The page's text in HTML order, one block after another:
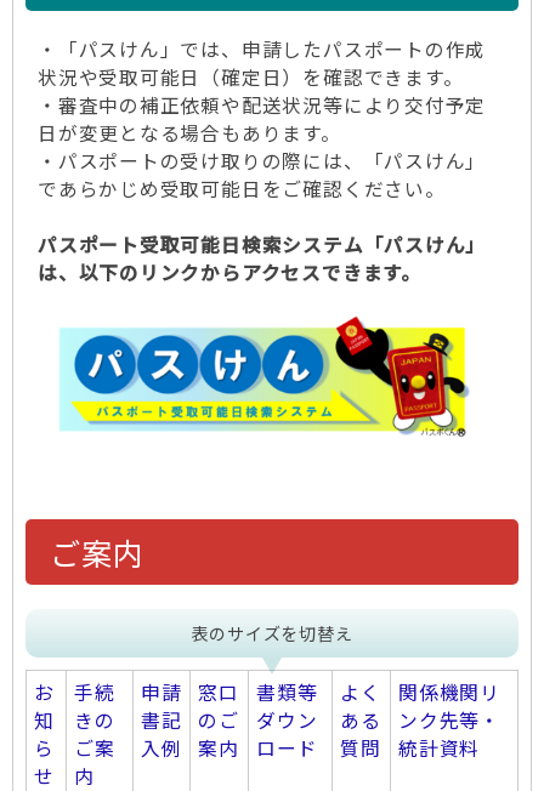
・「パスけん」では、申請したパスポートの作成
状況や受取可能日（確定日）を確認できます。
・審査中の補正依頼や配送状況等により交付予定
日が変更となる場合もあります。
・パスポートの受け取りの際には、「パスけん」
であらかじめ受取可能日をご確認ください。
パスポート受取可能日検索システム「パスけん」
は、以下のリンクからアクセスできます。
ご案内
表のサイズを切替え
お
知
ら
せ
手続
きの
ご案
内
申請
書記
入例
窓口
のご
案内
書類等
ダウン
ロード
よく
ある
質問
関係機関リ
ンク先等・
統計資料